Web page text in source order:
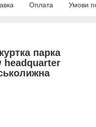
Оплата Умови
парка
headquarter